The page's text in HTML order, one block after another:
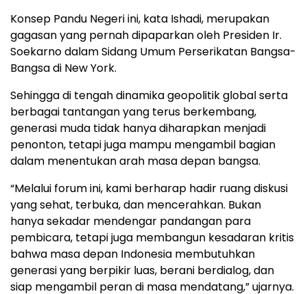
Konsep Pandu Negeri ini, kata Ishadi, merupakan
gagasan yang pernah dipaparkan oleh Presiden Ir.
Soekarno dalam Sidang Umum Perserikatan Bangsa-
Bangsa di New York.
Sehingga di tengah dinamika geopolitik global serta
berbagai tantangan yang terus berkembang,
generasi muda tidak hanya diharapkan menjadi
penonton, tetapi juga mampu mengambil bagian
dalam menentukan arah masa depan bangsa.
“Melalui forum ini, kami berharap hadir ruang diskusi
yang sehat, terbuka, dan mencerahkan. Bukan
hanya sekadar mendengar pandangan para
pembicara, tetapi juga membangun kesadaran kritis
bahwa masa depan Indonesia membutuhkan
generasi yang berpikir luas, berani berdialog, dan
siap mengambil peran di masa mendatang,” ujarnya.